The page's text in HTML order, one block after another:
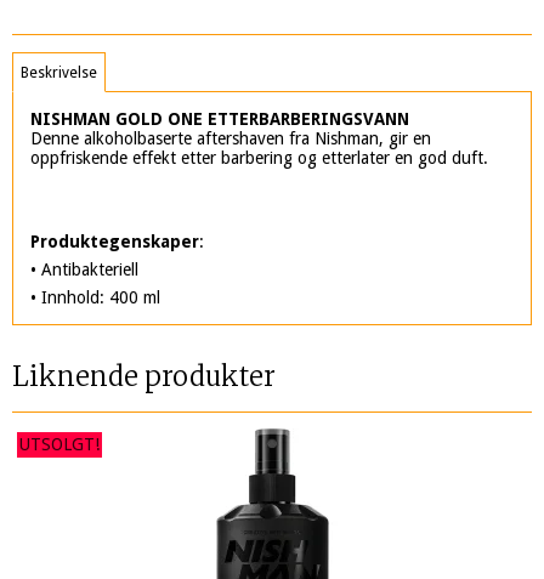
Beskrivelse
NISHMAN GOLD ONE ETTERBARBERINGSVANN
Denne alkoholbaserte aftershaven fra Nishman, gir en
oppfriskende effekt etter barbering og etterlater en god duft.
Produktegenskaper:
• Antibakteriell
• Innhold: 400 ml
Liknende produkter
UTSOLGT!